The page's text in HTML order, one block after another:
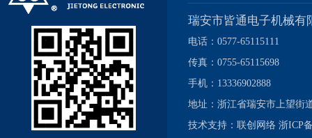
瑞安市皆通电子机械有
电话：0577-65115111
传真：0755-65115698
手机：13336902888
地址：浙江省瑞安市上望街
技术支持： 联创网络 浙ICP